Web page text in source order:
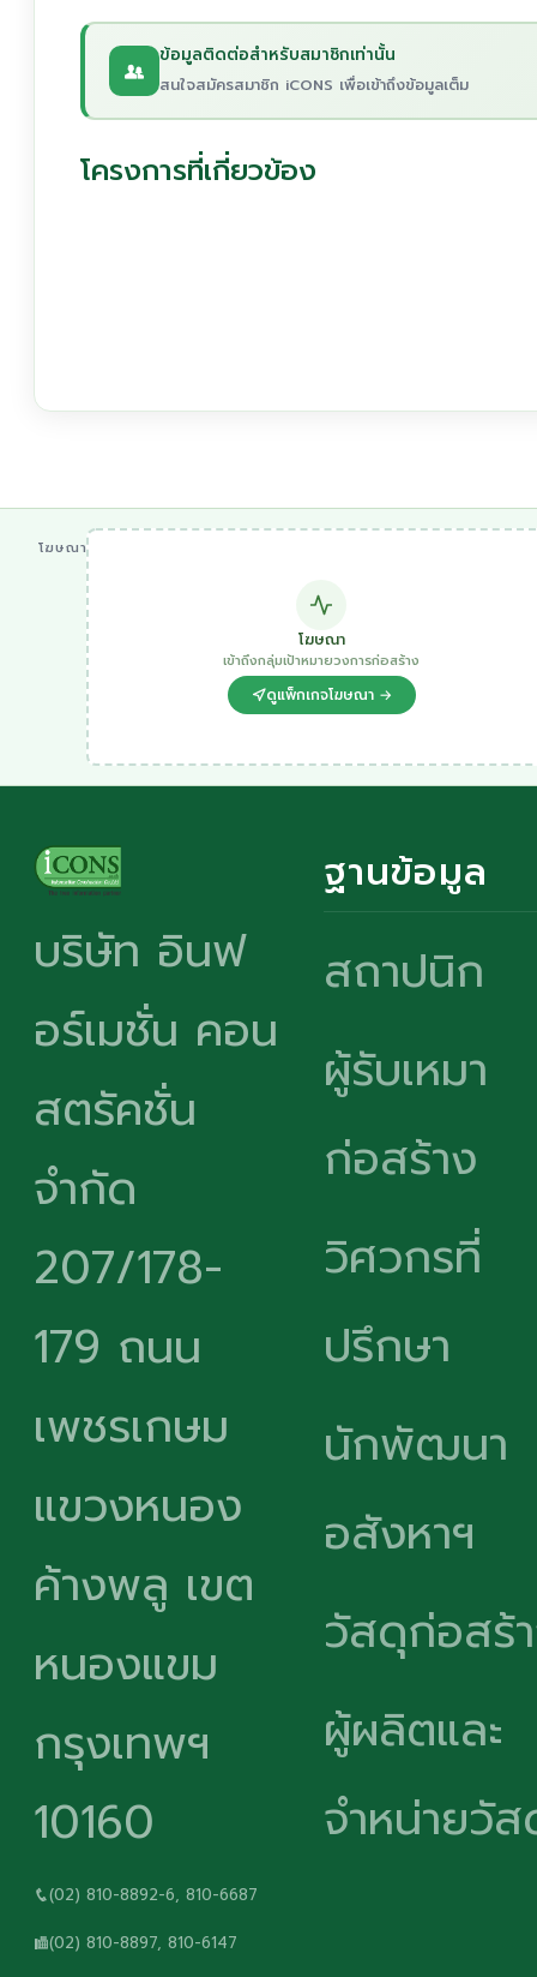
ข้อมูลติดต่อสำหรับสมาชิกเท่านั้น
สนใจสมัครสมาชิก iCONS เพื่อเข้าถึงข้อมูลเต็ม
โครงการที่เกี่ยวข้อง
โฆษณา
โฆษณา
เข้าถึงกลุ่มเป้าหมายวงการก่อสร้าง
ดูแพ็กเกจโฆษณา →
บริษัท อินฟ
อร์เมชั่น คอน
สตรัคชั่น
จำกัด
207/178-
179 ถนน
เพชรเกษม
แขวงหนอง
ค้างพลู เขต
หนองแขม
กรุงเทพฯ
10160
(02) 810-8892-6, 810-6687
(02) 810-8897, 810-6147
ฐานข้อมูล
สถาปนิก
ผู้รับเหมา
ก่อสร้าง
วิศวกรที่
ปรึกษา
นักพัฒนา
อสังหาฯ
วัสดุก่อสร้
ผู้ผลิตและ
จำหน่ายวั